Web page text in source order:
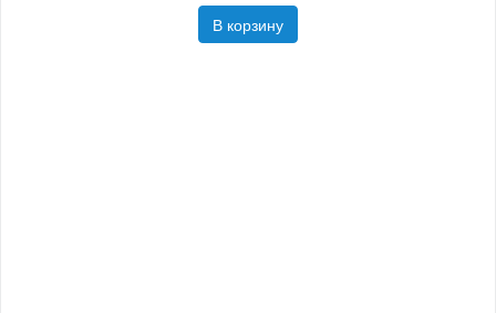
В корзину